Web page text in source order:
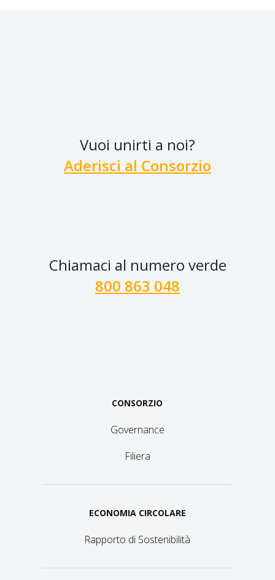
Vuoi unirti a noi?
Aderisci al Consorzio
Chiamaci al numero verde
800 863 048
CONSORZIO
Governance
Filiera
ECONOMIA CIRCOLARE
Rapporto di Sostenibilità